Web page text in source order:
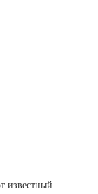
известный